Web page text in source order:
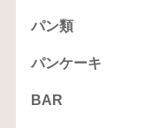
パン類
パンケーキ
BAR